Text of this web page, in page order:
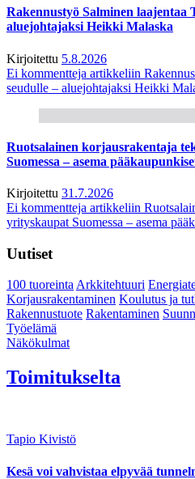
Rakennustyö Salminen laajentaa
aluejohtajaksi Heikki Malaska
Kirjoitettu 5.8.2026
Ei kommentteja artikkeliin
seudulle – aluejohtajaksi Heikki
Ruotsalainen korjausrakentaja
Suomessa – asema
Kirjoitettu 31.7.2026
Ei kommentteja artikkeliin
yrityskaupat Suomessa – asema
Uutiset
100 tuoreintaArkkitehtuuri
Korjausrakentaminen Koulutus ja
Rakennustuote Rakentaminen
Työelämä
Näkökulmat
Toimitukselta
Tapio Kivistö
Kesä voi vahvistaa elpyvää